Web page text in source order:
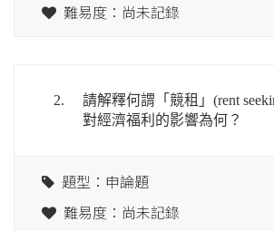
難易度：尚未記錄
2.
請解釋何謂「競租」(rent
對經濟福利的影響為何？
題型：申論題
難易度：尚未記錄